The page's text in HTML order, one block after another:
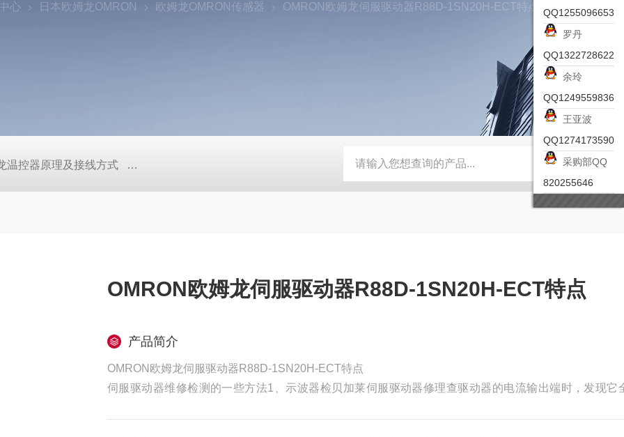
心 日本欧姆龙OMRON 欧姆龙OMRON传感器 OMRON欧姆龙伺服驱动器R88D-1SN20H-ECT特点
温控器原理及接线方式 日本SMC真空压力开关的中文资料ZK2-ZSEA-A *皮尔兹PILZ安全激光扫描仪 RZMO-TER-
OMRON欧姆龙伺服驱动器R88D-1SN20H-ECT特点
产品简介
OMRON欧姆龙伺服驱动器R88D-1SN20H-ECT特点
伺服驱动器维修检测的一些方法1、示波器检贝加莱伺服驱动器修理查驱动器的电流输出端时，发现它
QQ1255096653
罗丹
QQ1322728622
余玲
QQ1249559836
王亚波
QQ1274173590
采购部QQ
820255646